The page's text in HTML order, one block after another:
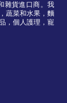
雜貨進口商。我
蔬菜和水果，麵
，個人護理，寵